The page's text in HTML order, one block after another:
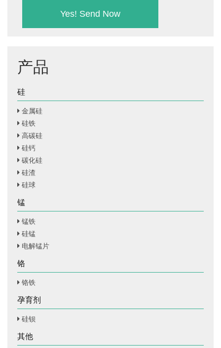
产品
硅
金属硅
硅铁
高碳硅
硅钙
碳化硅
硅渣
硅球
锰
锰铁
硅锰
电解锰片
铬
铬铁
孕育剂
硅钡
其他